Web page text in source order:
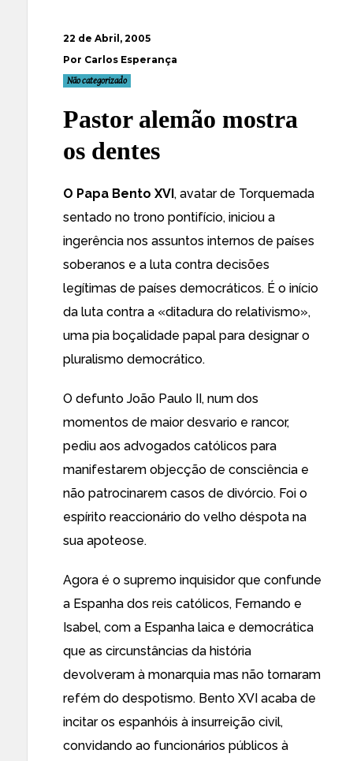
22 de Abril, 2005
Por Carlos Esperança
Não categorizado
Pastor alemão mostra
os dentes
O Papa Bento XVI, avatar de Torquemada
sentado no trono pontifício, iniciou a
ingerência nos assuntos internos de países
soberanos e a luta contra decisões
legítimas de países democráticos. É o início
da luta contra a «ditadura do relativismo»,
uma pia boçalidade papal para designar o
pluralismo democrático.
O defunto João Paulo II, num dos
momentos de maior desvario e rancor,
pediu aos advogados católicos para
manifestarem objecção de consciência e
não patrocinarem casos de divórcio. Foi o
espírito reaccionário do velho déspota na
sua apoteose.
Agora é o supremo inquisidor que confunde
a Espanha dos reis católicos, Fernando e
Isabel, com a Espanha laica e democrática
que as circunstâncias da história
devolveram à monarquia mas não tornaram
refém do despotismo. Bento XVI acaba de
incitar os espanhóis à insurreição civil,
convidando ao funcionários públicos à